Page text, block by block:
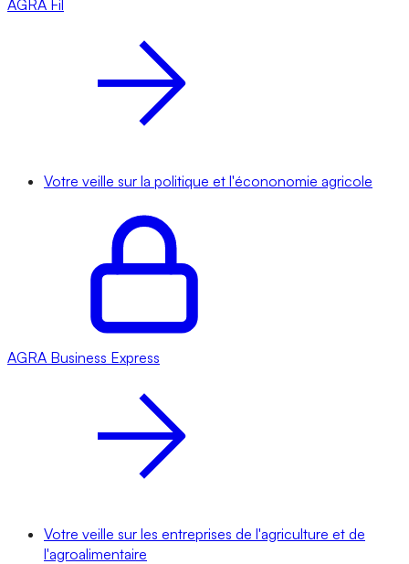
AGRA Fil
Votre veille sur la politique et l'écononomie agricole
AGRA Business Express
Votre veille sur les entreprises de l'agriculture et de
l'agroalimentaire